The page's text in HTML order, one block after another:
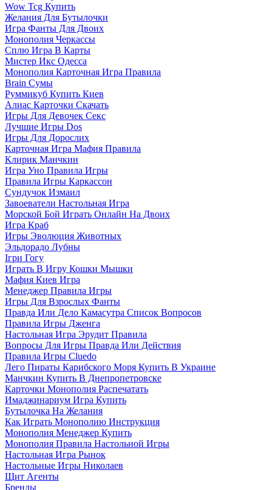
Wow Tcg Купить
Желания Для Бутылочки
Игра Фанты Для Двоих
Монополия Черкассы
Сплю Игра В Карты
Мистер Икс Одесса
Монополия Карточная Игра Правила
Brain Сумы
Руммикуб Купить Киев
Алиас Карточки Скачать
Игры Для Девочек Секс
Лучшие Игры Dos
Игры Для Дорослих
Карточная Игра Мафия Правила
Клирик Манчкин
Игра Уно Правила Игры
Правила Игры Каркассон
Сундучок Измаил
Завоеватели Настольная Игра
Морской Бой Играть Онлайн На Двоих
Игра Краб
Игры Эволюция Животных
Эльдорадо Лубны
Ігри Гогу
Играть В Игру Кошки Мышки
Мафия Киев Игра
Менеджер Правила Игры
Игры Для Взрослых Фанты
Правда Или Дело Камасутра Список Вопросов
Правила Игры Дженга
Настольная Игра Эрудит Правила
Вопросы Для Игры Правда Или Действия
Правила Игры Cluedo
Лего Пираты Карибского Моря Купить В Украине
Манчкин Купить В Днепропетровске
Карточки Монополия Распечатать
Имаджинариум Игра Купить
Бутылочка На Желания
Как Играть Монополию Инструкция
Монополия Менеджер Купить
Монополия Правила Настольной Игры
Настольная Игра Рынок
Настольные Игры Николаев
Щит Агенты
Бренды